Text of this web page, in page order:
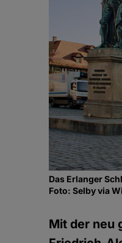
Das Erlanger
Foto: Selby via
Mit der neu